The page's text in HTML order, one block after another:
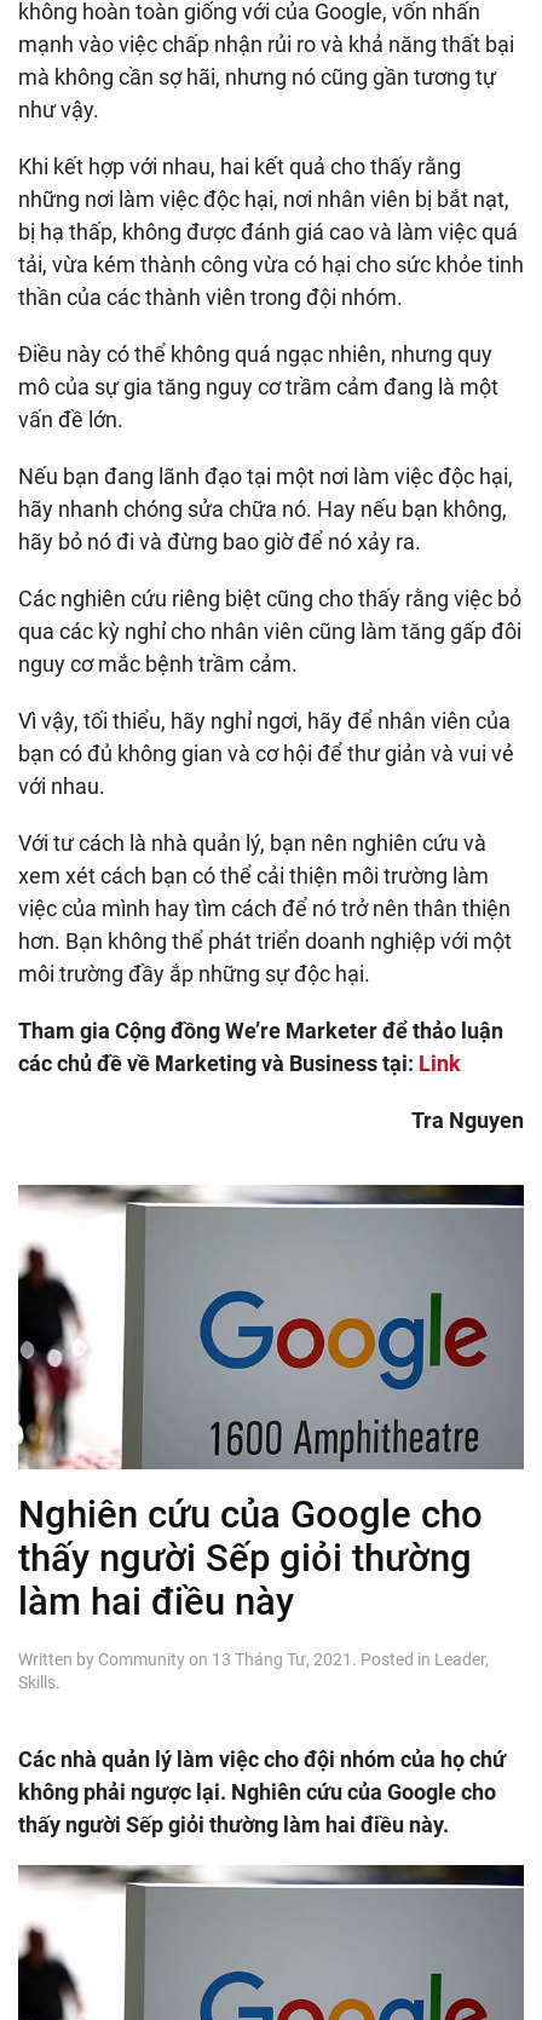
không hoàn toàn giống với của Google, vốn nhấn
mạnh vào việc chấp nhận rủi ro và khả năng thất bại
mà không cần sợ hãi, nhưng nó cũng gần tương tự
như vậy.
Khi kết hợp với nhau, hai kết quả cho thấy rằng
những nơi làm việc độc hại, nơi nhân viên bị bắt nạt,
bị hạ thấp, không được đánh giá cao và làm việc quá
tải, vừa kém thành công vừa có hại cho sức khỏe tinh
thần của các thành viên trong đội nhóm.
Điều này có thể không quá ngạc nhiên, nhưng quy
mô của sự gia tăng nguy cơ trầm cảm đang là một
vấn đề lớn.
Nếu bạn đang lãnh đạo tại một nơi làm việc độc hại,
hãy nhanh chóng sửa chữa nó. Hay nếu bạn không,
hãy bỏ nó đi và đừng bao giờ để nó xảy ra.
Các nghiên cứu riêng biệt cũng cho thấy rằng việc bỏ
qua các kỳ nghỉ cho nhân viên cũng làm tăng gấp đôi
nguy cơ mắc bệnh trầm cảm.
Vì vậy, tối thiểu, hãy nghỉ ngơi, hãy để nhân viên của
bạn có đủ không gian và cơ hội để thư giản và vui vẻ
với nhau.
Với tư cách là nhà quản lý, bạn nên nghiên cứu và
xem xét cách bạn có thể cải thiện môi trường làm
việc của mình hay tìm cách để nó trở nên thân thiện
hơn. Bạn không thể phát triển doanh nghiệp với một
môi trường đầy ắp những sự độc hại.
Tham gia Cộng đồng We’re Marketer để thảo luận
các chủ đề về Marketing và Business tại: Link
Tra Nguyen
Nghiên cứu của Google cho
thấy người Sếp giỏi thường
làm hai điều này
Written by Communityon 13 Tháng Tư, 2021 . Posted in Leader,
Skills.
Các nhà quản lý làm việc cho đội nhóm của họ chứ
không phải ngược lại. Nghiên cứu của Google cho
thấy người Sếp giỏi thường làm hai điều này.